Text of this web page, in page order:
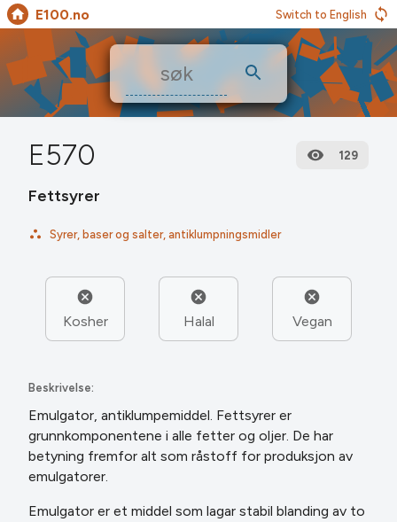
E100.no Switch to English
E570 129
Fettsyrer
Syrer, baser og salter, antiklumpningsmidler
Kosher Halal Vegan
Beskrivelse:
Emulgator, antiklumpemiddel. Fettsyrer er
grunnkomponentene i alle fetter og oljer. De har
betyning fremfor alt som råstoff for produksjon av
emulgatorer.
Emulgator er et middel som lagar stabil blanding av to